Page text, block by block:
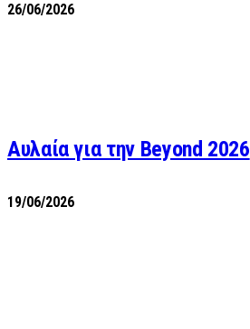
26/06/2026
Αυλαία για την Beyond 2026
19/06/2026